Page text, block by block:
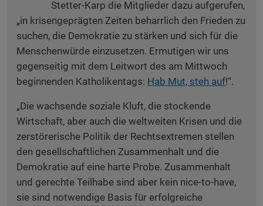
Stetter-Karp die Mitglieder dazu aufgerufen,
„in krisengeprägten Zeiten beharrlich den Frieden zu
suchen, die Demokratie zu stärken und sich für die
Menschenwürde einzusetzen. Ermutigen wir uns
gegenseitig mit dem Leitwort des am Mittwoch
beginnenden Katholikentags: Hab Mut, steh auf!“.
„Die wachsende soziale Kluft, die stockende
Wirtschaft, aber auch die weltweiten Krisen und die
zerstörerische Politik der Rechtsextremen stellen
den gesellschaftlichen Zusammenhalt und die
Demokratie auf eine harte Probe. Zusammenhalt
und gerechte Teilhabe sind aber kein nice-to-have,
sie sind notwendige Basis für erfolgreiche